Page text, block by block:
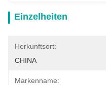
Einzelheiten
Herkunftsort:
CHINA
Markenname: